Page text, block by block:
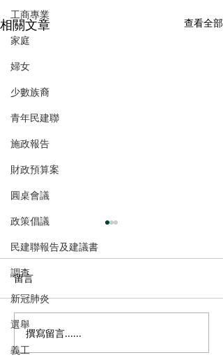
工商專業
家庭
婦女
少數族裔
青年民建聯
施政報告
財政預算案
圓桌會議
政策倡議
民建聯報告及建議書
調查
新冠肺炎
選舉
義工
相關文章 查看全部
民建聯呼籲選民登記並積
極履行選民權力
留言
撰寫留言......